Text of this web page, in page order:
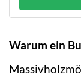
Warum ein